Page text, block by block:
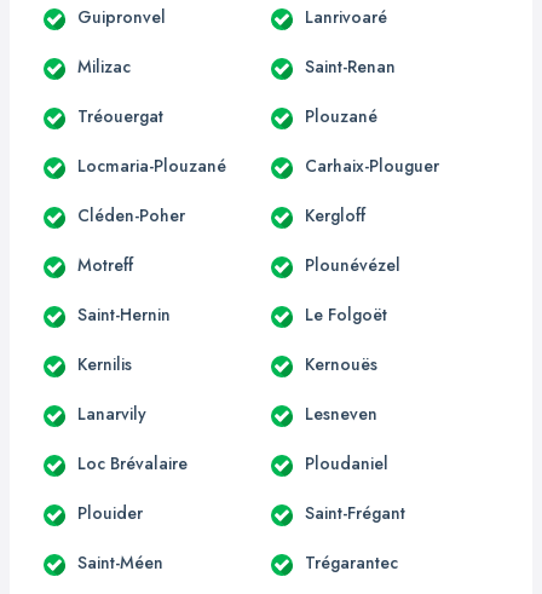
Guipronvel Lanrivoaré
Milizac Saint-Renan
Tréouergat Plouzané
Locmaria-Plouzané Carhaix-Plouguer
Cléden-Poher Kergloff
Motreff Plounévézel
Saint-Hernin Le Folgoët
Kernilis Kernouës
Lanarvily Lesneven
Loc Brévalaire Ploudaniel
Plouider Saint-Frégant
Saint-Méen Trégarantec